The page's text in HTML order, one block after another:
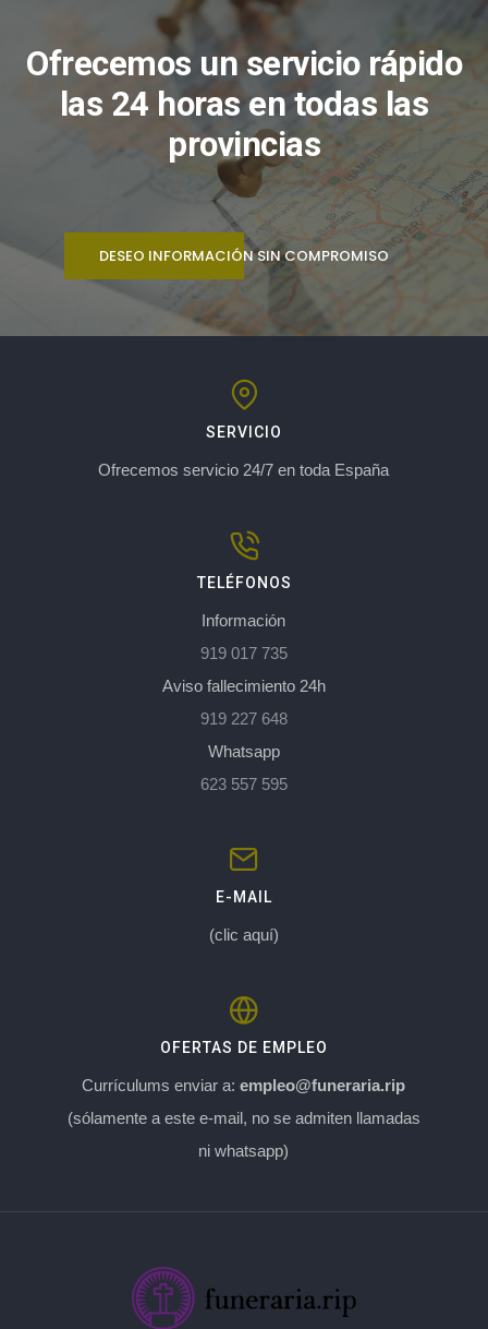
Ofrecemos un servicio rápido
las 24 horas en todas las
provincias
DESEO INFORMACIÓN SIN COMPROMISO
SERVICIO
Ofrecemos servicio 24/7 en toda España
TELÉFONOS
Información
919 017 735
Aviso fallecimiento 24h
919 227 648
Whatsapp
623 557 595
E-MAIL
(clic aquí)
OFERTAS DE EMPLEO
Currículums enviar a:empleo@funeraria.rip
(sólamente a este e-mail, no se admiten llamadas
ni whatsapp)